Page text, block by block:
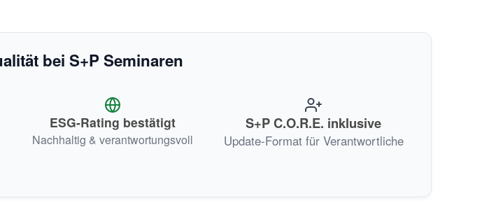
bei S+P Seminaren
ESG-Rating bestätigt
Nachhaltig & verantwortungsvoll
S+P C.O.R.E. inklusive
Update-Format für Verantwortliche